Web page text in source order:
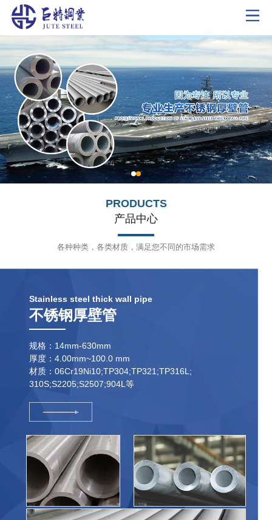
PRODUCTS
产品中心
各种种类，各类材质，满足您不同的市场需求
Stainless steel thick wall pipe
不锈钢厚壁管
规格：14mm-630mm
厚度：4.00mm~100.0 mm
材质：06Cr19Ni10;TP304;TP321;TP316L;
310S;S2205;S2507;904L等